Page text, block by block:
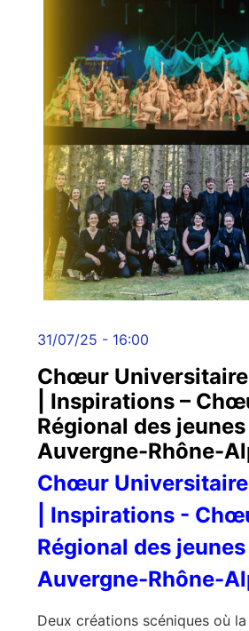
31/07/25 - 16:00
Chœur
| Inspirations –
Régional des jeunes
Auvergne-Rhône-
Chœur
| Inspirations -
Régional des jeunes
Auvergne-Rhône-
Deux créations scéniques où